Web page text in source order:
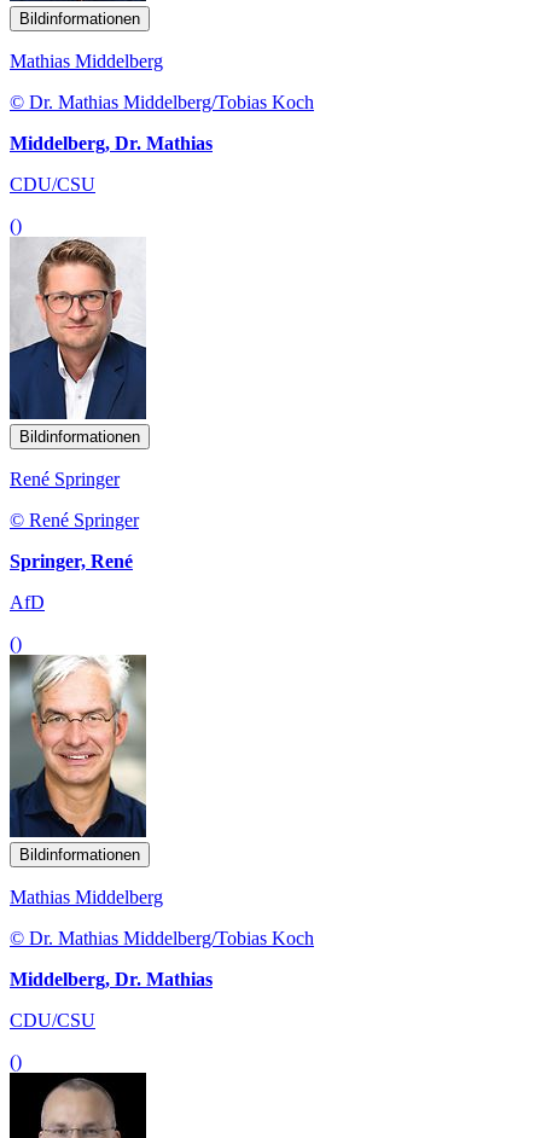
Bildinformationen
Mathias Middelberg
© Dr. Mathias Middelberg/Tobias Koch
Middelberg, Dr. Mathias
CDU/CSU
()
Bildinformationen
René Springer
© René Springer
Springer, René
AfD
()
Bildinformationen
Mathias Middelberg
© Dr. Mathias Middelberg/Tobias Koch
Middelberg, Dr. Mathias
CDU/CSU
()